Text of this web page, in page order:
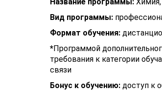
Вид программы:
Формат обучения:
*Программой
требования к категории
связи
Бонус к обучению: доступ к